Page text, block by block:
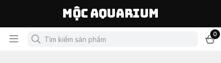
Mộc Aquarium
0